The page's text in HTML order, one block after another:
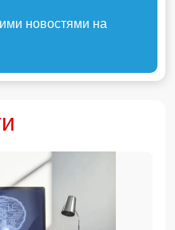
новостями на